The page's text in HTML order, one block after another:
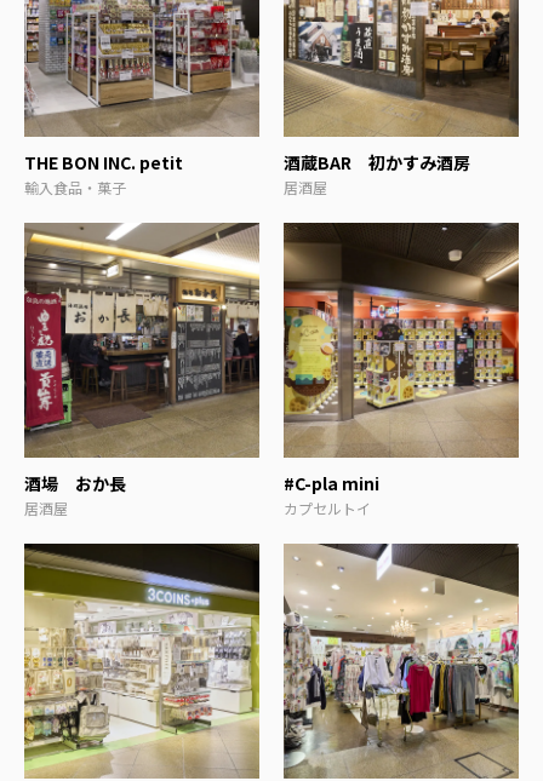
THE BON INC. petit
輸入食品・菓子
酒蔵BAR 初かすみ酒房
居酒屋
酒場 おか長
居酒屋
#C-pla mini
カプセルトイ